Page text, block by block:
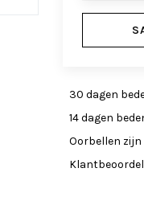
30 dagen
14 dagen
Oorbellen zijn